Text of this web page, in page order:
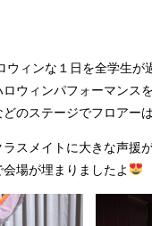
ウィンな１日を全学生が
ウィンパフォーマンス
のステージでフロアー
スメイトに大きな声援
場が埋まりましたよ